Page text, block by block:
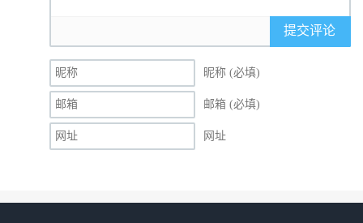
提交评论
昵称 (必填)
邮箱 (必填)
网址